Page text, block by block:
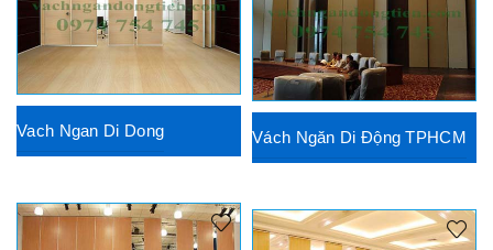
Vach Ngan Di Dong Vách Ngăn Di Động TPHCM